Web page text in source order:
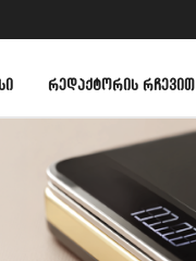
ᲠᲔᲓᲐᲥᲢᲝᲠᲘᲡ ᲠᲩᲔᲕᲘᲗ